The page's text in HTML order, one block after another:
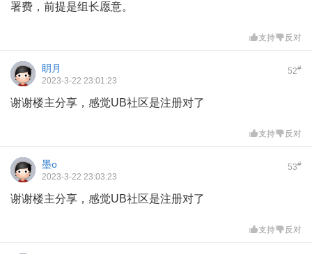
署费，前提是组长愿意。
支持 反对
52#
眀月
2023-3-22 23:01:23
谢谢楼主分享，感觉UB社区是注册对了
支持 反对
53#
墨o
2023-3-22 23:03:23
谢谢楼主分享，感觉UB社区是注册对了
支持 反对